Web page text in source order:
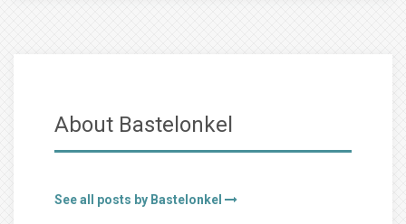
About Bastelonkel
See all posts by Bastelonkel